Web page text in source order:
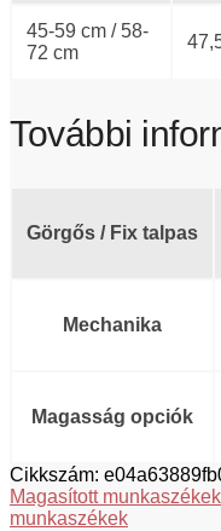
45-59 cm / 58-
72 cm
További
Görgős / Fix talpas
Mechanika
Magasság opciók
Cikkszám:
Magasított munkaszékek
munkaszékek